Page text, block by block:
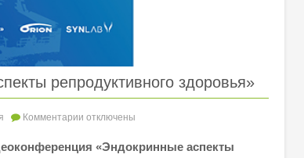
репродуктивного здоровья»
Комментарии отключены
«Эндокринные аспекты